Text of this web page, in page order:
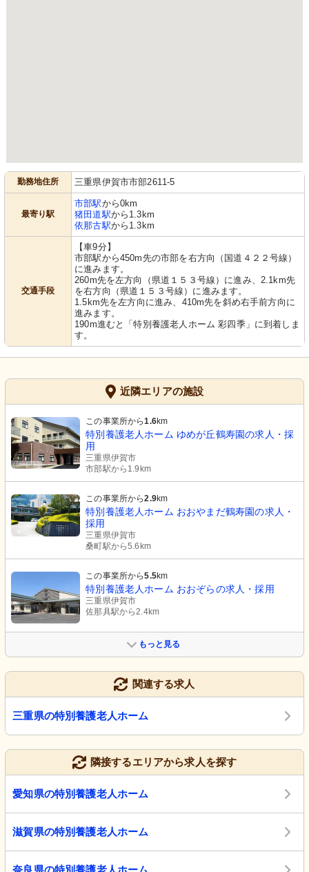
勤務地住所 三重県伊賀市市部2611-5
最寄り駅
市部駅から0km
猪田道駅から1.3km
依那古駅から1.3km
交通手段
【車9分】
市部駅から450m先の市部を右方向（国道４２２号線）
に進みます。
260m先を左方向（県道１５３号線）に進み、2.1km先
を右方向（県道１５３号線）に進みます。
1.5km先を左方向に進み、410m先を斜め右手前方向に
進みます。
190m進むと「特別養護老人ホーム 彩四季」に到着しま
す。
近隣エリアの施設
この事業所から1.6km
特別養護老人ホーム ゆめが丘鶴寿園の求人・採
用
三重県伊賀市
市部駅から1.9km
この事業所から2.9km
特別養護老人ホーム おおやまだ鶴寿園の求人・
採用
三重県伊賀市
桑町駅から5.6km
この事業所から5.5km
特別養護老人ホーム おおぞらの求人・採用
三重県伊賀市
佐那具駅から2.4km
もっと見る
関連する求人
三重県の特別養護老人ホーム
隣接するエリアから求人を探す
愛知県の特別養護老人ホーム
滋賀県の特別養護老人ホーム